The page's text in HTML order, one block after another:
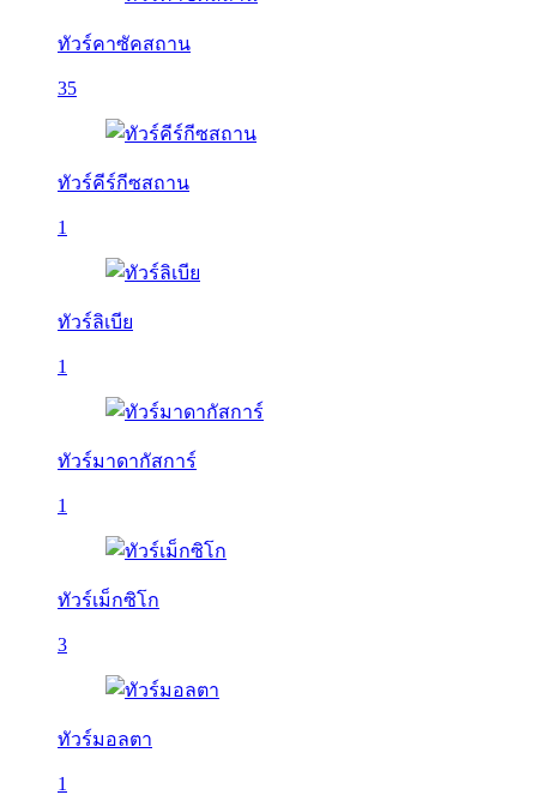
ทัวร์คาซัคสถาน
35
ทัวร์คีร์กีซสถาน
1
ทัวร์ลิเบีย
1
ทัวร์มาดากัสการ์
1
ทัวร์เม็กซิโก
3
ทัวร์มอลตา
1